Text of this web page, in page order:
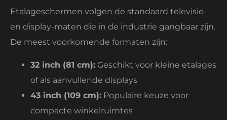
Etalageschermen volgen de standaard televisie-
en display-maten die in de industrie gangbaar zijn.
De meest voorkomende formaten zijn:
32 inch (81 cm): Geschikt voor kleine etalages
of als aanvullende displays
43 inch (109 cm): Populaire keuze voor
compacte winkelruimtes